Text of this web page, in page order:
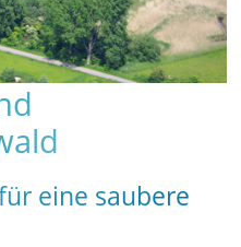
eine saubere